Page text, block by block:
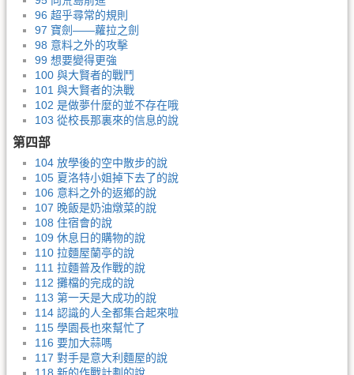
96 超乎尋常的規則
97 寶劍——蘿拉之劍
98 意料之外的攻擊
99 想要變得更強
100 與大賢者的戰鬥
101 與大賢者的決戰
102 是做夢什麼的並不存在哦
103 從校長那裏來的信息的說
第四部
104 放學後的空中散步的說
105 夏洛特小姐掉下去了的說
106 意料之外的返鄉的說
107 晚飯是奶油燉菜的說
108 住宿會的說
109 休息日的購物的說
110 拉麵屋蘭亭的說
111 拉麵普及作戰的說
112 攤檔的完成的說
113 第一天是大成功的說
114 認識的人全都集合起來啦
115 學園長也來幫忙了
116 要加大蒜嗎
117 對手是意大利麵屋的說
118 新的作戰計劃的說